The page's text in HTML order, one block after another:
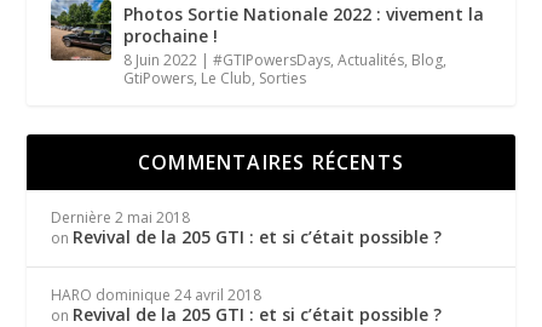
Photos Sortie Nationale 2022 : vivement la
prochaine !
8 Juin 2022 |#GTIPowersDays,Actualités, Blog,
GtiPowers, Le Club, Sorties
COMMENTAIRES RÉCENTS
Dernière 2 mai 2018
on Revival de la 205 GTI : et si c’était possible ?
HARO dominique 24 avril 2018
on Revival de la 205 GTI : et si c’était possible ?